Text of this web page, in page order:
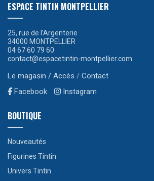
ESPACE TINTIN MONTPELLIER
25, rue de l’Argenterie
34000 MONTPELLIER
04 67 60 79 60
contact@espacetintin-montpellier.com
Le magasin / Accès / Contact
Facebook
Instagram
BOUTIQUE
Nouveautés
Figurines Tintin
Univers Tintin